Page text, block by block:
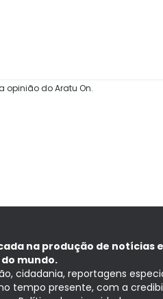
opinião do Aratu On.
na produção de notícias
mundo.
cidadania, reportagens
tempo presente, com a